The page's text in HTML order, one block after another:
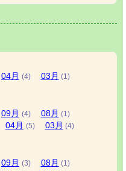
04月 (4) 03 月 (1)
09月 (4) 08月 (1)
04月 (5) 03 月 (4)
09月 (3) 08月 (1)